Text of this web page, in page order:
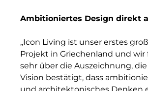
magna asset management
Malerei & Auftragsmalerei
MünchenBau
Munich Airport Business Park
Ambitioniertes Design direkt
„Icon Living ist unser erstes
Projekt in Griechenland und wir
sehr über die Auszeichnung,
Vision bestätigt, dass